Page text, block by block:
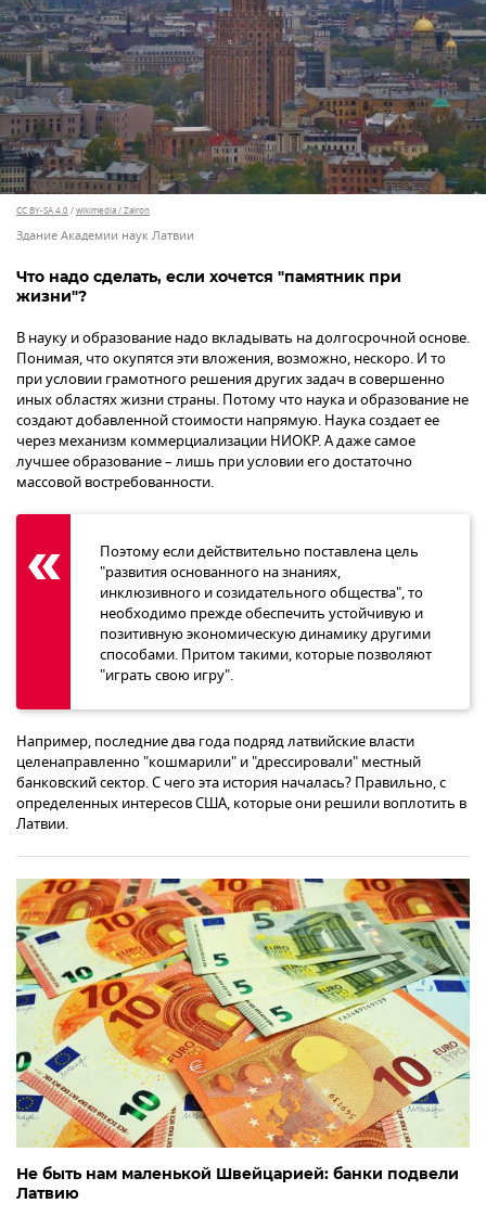
CC BY-SA 4.0 /wikimedia / Zairon
Здание Академии наук Латвии
Что надо сделать, если хочется "памятник при
жизни"?
В науку и образование надо вкладывать на долгосрочной основе.
Понимая, что окупятся эти вложения, возможно, нескоро. И то
при условии грамотного решения других задач в совершенно
иных областях жизни страны. Потому что наука и образование не
создают добавленной стоимости напрямую. Наука создает ее
через механизм коммерциализации НИОКР. А даже самое
лучшее образование – лишь при условии его достаточно
массовой востребованности.
Поэтому если действительно поставлена цель
"развития основанного на знаниях,
инклюзивного и созидательного общества", то
необходимо прежде обеспечить устойчивую и
позитивную экономическую динамику другими
способами. Притом такими, которые позволяют
"играть свою игру".
Например, последние два года подряд латвийские власти
целенаправленно "кошмарили" и "дрессировали" местный
банковский сектор. С чего эта история началась? Правильно, с
определенных интересов США, которые они решили воплотить в
Латвии.
Не быть нам маленькой Швейцарией: банки подвели
Латвию